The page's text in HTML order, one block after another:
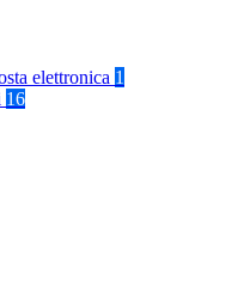
elettronica 1
16